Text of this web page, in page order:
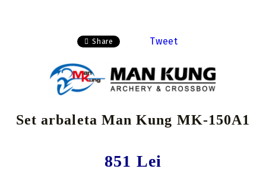
Share Tweet
Set arbaleta Man Kung MK-150A1
851 Lei